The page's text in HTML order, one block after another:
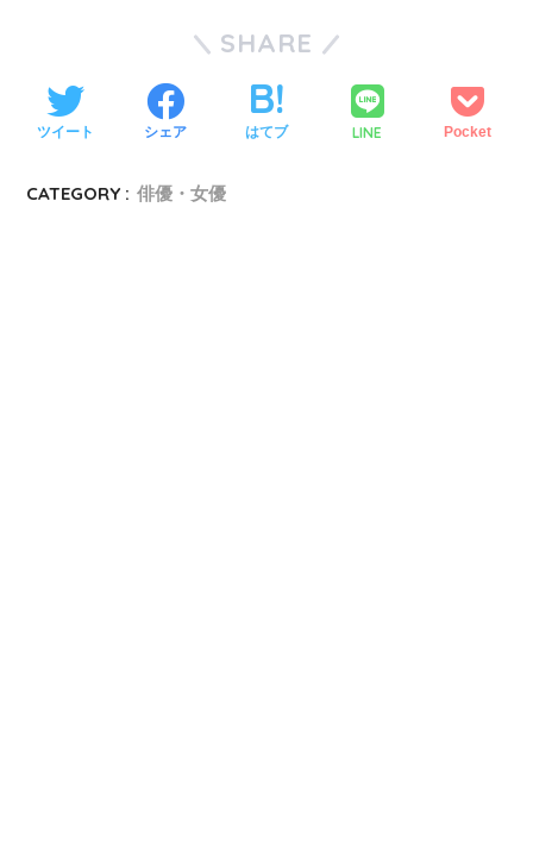
SHARE
ツイート シェア はてブ LINE Pocket
CATEGORY : 俳優・女優